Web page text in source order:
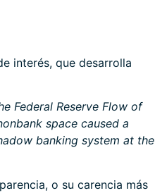
interés, que desarrolla
Federal Reserve Flow of
space caused a
banking system at the
o su carencia más